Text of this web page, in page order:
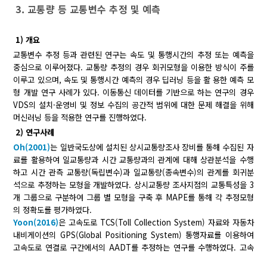
3. 교통량 등 교통변수 추정 및 예측
1) 개요
교통변수 추정 등과 관련된 연구는 속도 및 통행시간의 추정 또는 예측을
중심으로 이루어졌다. 교통량 추정의 경우 회귀모형을 이용한 방식이 주를
이루고 있으며, 속도 및 통행시간 예측의 경우 딥러닝 등을 활 용한 예측 모
형 개발 연구 사례가 있다. 이동통신 데이터를 기반으로 하는 연구의 경우
VDS의 설치·운영비 및 정보 수집의 공간적 범위에 대한 문제 해결을 위해
머신러닝 등을 적용한 연구를 진행하였다.
2) 연구사례
Oh(2001)는 일반국도상에 설치된 상시교통량조사 장비를 통해 수집된 자
료를 활용하여 일교통량과 시간 교통량과의 관계에 대해 상관분석을 수행
하고 시간 관측 교통량(독립변수)과 일교통량(종속변수)의 관계를 회귀분
석으로 추정하는 모형을 개발하였다. 상시교통량 조사지점의 교통특성을 3
개 그룹으로 구분하여 그룹 별 모형을 구축 후 MAPE를 통해 각 추정모형
의 정확도를 평가하였다.
Yoon(2016)은 고속도로 TCS(Toll Collection System) 자료와 자동차
내비게이션의 GPS(Global Positioning System) 통행자료를 이용하여
고속도로 연결로 구간에서의 AADT를 추정하는 연구를 수행하였다. 고속